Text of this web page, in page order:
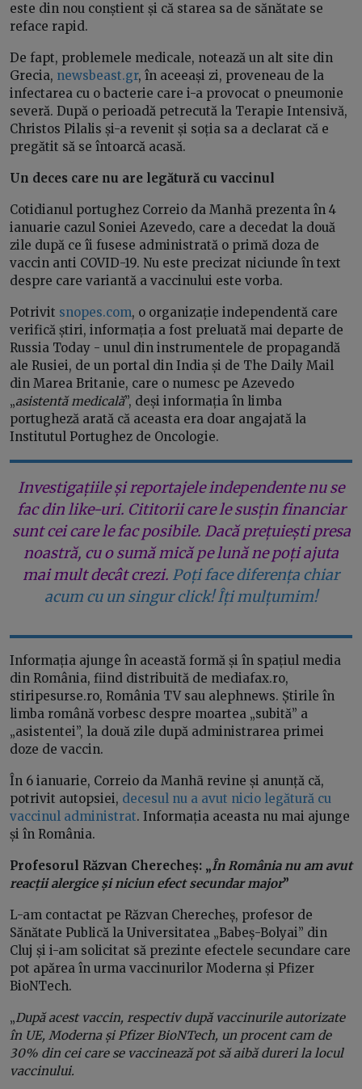
este din nou conștient și că starea sa de sănătate se
reface rapid.
De fapt, problemele medicale, notează un alt site din
Grecia, newsbeast.gr, în aceeași zi, proveneau de la
infectarea cu o bacterie care i-a provocat o pneumonie
severă. După o perioadă petrecută la Terapie Intensivă,
Christos Pilalis și-a revenit și soția sa a declarat că e
pregătit să se întoarcă acasă.
Un deces care nu are legătură cu vaccinul
Cotidianul portughez Correio da Manhã prezenta în 4
ianuarie cazul Soniei Azevedo, care a decedat la două
zile după ce îi fusese administrată o primă doza de
vaccin anti COVID-19. Nu este precizat niciunde în text
despre care variantă a vaccinului este vorba.
Potrivit snopes.com, o organizație independentă care
verifică știri, informația a fost preluată mai departe de
Russia Today - unul din instrumentele de propagandă
ale Rusiei, de un portal din India și de The Daily Mail
din Marea Britanie, care o numesc pe Azevedo
„asistentă medicală”, deși informația în limba
portugheză arată că aceasta era doar angajată la
Institutul Portughez de Oncologie.
Investigațiile și reportajele independente nu se
fac din like-uri. Cititorii care le susțin financiar
sunt cei care le fac posibile. Dacă prețuiești presa
noastră, cu o sumă mică pe lună ne poți ajuta
mai mult decât crezi. Poți face diferența chiar
acum cu un singur click! Îți mulțumim!
Informația ajunge în această formă și în spațiul media
din România, fiind distribuită de mediafax.ro,
stiripesurse.ro, România TV sau alephnews. Știrile în
limba română vorbesc despre moartea „subită” a
„asistentei”, la două zile după administrarea primei
doze de vaccin.
În 6 ianuarie, Correio da Manhã revine și anunță că,
potrivit autopsiei, decesul nu a avut nicio legătură cu
vaccinul administrat. Informația aceasta nu mai ajunge
și în România.
Profesorul Răzvan Cherecheș: „În România nu am avut
reacții alergice și niciun efect secundar major”
L-am contactat pe Răzvan Cherecheș, profesor de
Sănătate Publică la Universitatea „Babeș-Bolyai” din
Cluj și i-am solicitat să prezinte efectele secundare care
pot apărea în urma vaccinurilor Moderna și Pfizer
BioNTech.
„După acest vaccin, respectiv după vaccinurile autorizate
în UE, Moderna și Pfizer BioNTech, un procent cam de
30% din cei care se vaccinează pot să aibă dureri la locul
vaccinului.